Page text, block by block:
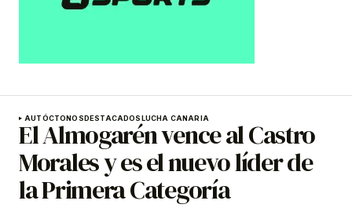
AUTÓCTONOSDESTACADOSLUCHA CANARIA
El Almogarén vence al Castro
Morales y es el nuevo líder de
la Primera Categoría